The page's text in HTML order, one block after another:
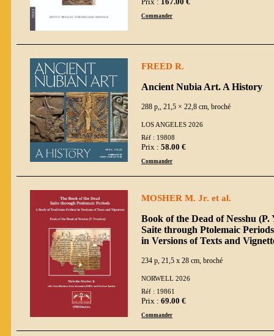
Commander
FREED R.
Ancient Nubia Art. A History
288 p,, 21,5 × 22,8 cm, broché
LOS ANGELES 2026
Réf : 19808
Prix : 58.00 €
Commander
MOSHER M. Jr. et al.
Book of the Dead of Nesshu
Saite through Ptolemaic
in Versions of Texts and
234 p, 21,5 x 28 cm, broché
NORWELL 2026
Réf : 19861
Prix : 69.00 €
Commander